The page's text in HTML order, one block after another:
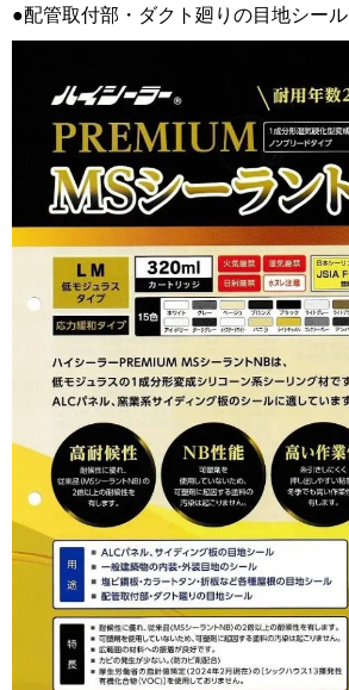
●配管取付部・ダクト廻りの目地シール